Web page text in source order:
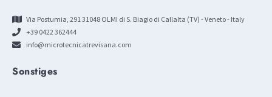
Via Postumia, 291 31048 OLMI di S. Biagio di Callalta (TV) - Veneto - Italy
+39 0422 362444
info@microtecnicatrevisana.com
Sonstiges